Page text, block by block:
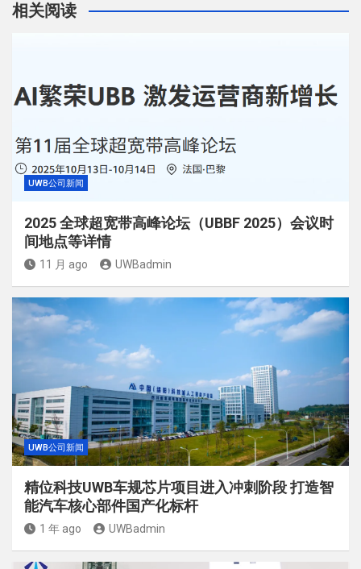
相关阅读
UWB公司新闻
2025 全球超宽带高峰论坛（UBBF 2025）会议时
间地点等详情
11 月 ago UWBadmin
UWB公司新闻
精位科技UWB车规芯片项目进入冲刺阶段 打造智
能汽车核心部件国产化标杆
1 年 ago UWBadmin